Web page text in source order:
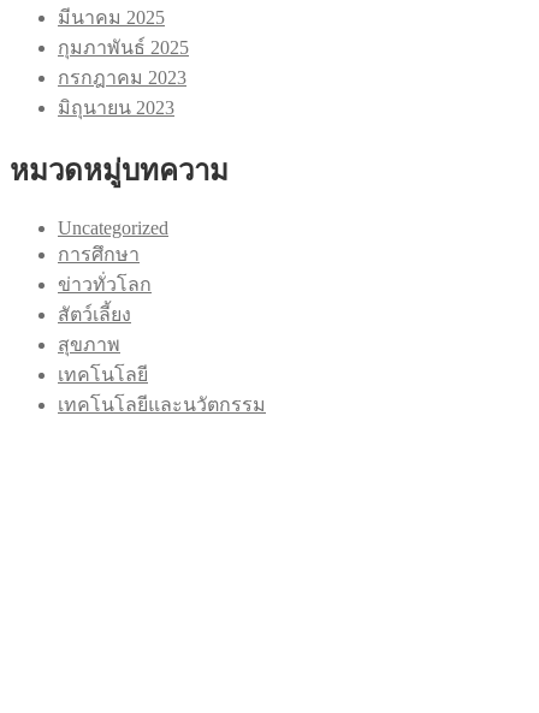
มีนาคม 2025
กุมภาพันธ์ 2025
กรกฎาคม 2023
มิถุนายน 2023
หมวดหมู่บทความ
Uncategorized
การศึกษา
ข่าวทั่วโลก
สัตว์เลี้ยง
สุขภาพ
เทคโนโลยี
เทคโนโลยีและนวัตกรรม